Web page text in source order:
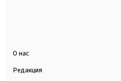
О нас
Редакция